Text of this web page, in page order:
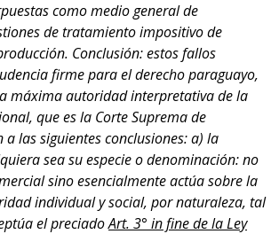
como medio general de
de tratamiento impositivo de
Conclusión: estos fallos
firme para el derecho paraguayo,
máxima autoridad interpretativa de la
que es la Corte Suprema de
a las siguientes conclusiones: a) la
sea su especie o denominación: no
sino esencialmente actúa sobre la
individual y social, por naturaleza, tal
el preciadoArt. 3° in fine de la Ley